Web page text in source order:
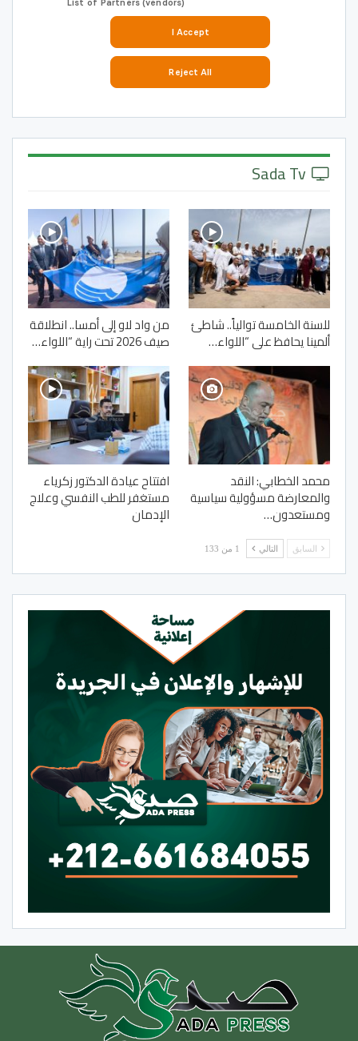
للسنة الخامسة توالياً.. شاطئ
ألمينا يحافظ على “اللواء…
من واد لاو إلى أمسا.. انطلاقة
صيف 2026 تحت راية “اللواء…
محمد الخطابي: النقد
والمعارضة مسؤولية سياسية
ومستعدون…
افتتاح عيادة الدكتور زكرياء
مستغفر للطب النفسي وعلاج
الإدمان
السابق التالي 1 من 133